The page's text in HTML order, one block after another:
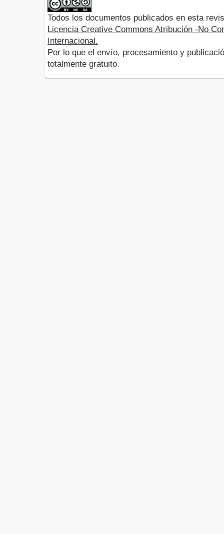
Todos los documentos publicados en esta
Licencia Creative Commons Atribución -No
Internacional.
Por lo que el envío, procesamiento y
totalmente gratuito.